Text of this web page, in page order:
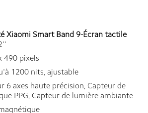
Xiaomi Smart Band 9-Écran tactile
490 pixels
1200 nits, ajustable
6 axes haute précision, Capteur de
PPG, Capteur de lumière ambiante